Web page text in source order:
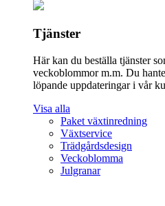
Tjänster
Här kan du beställa tjänster
veckoblommor m.m. Du
löpande uppdateringar i vår
Visa alla
Paket växtinredning
Växtservice
Trädgårdsdesign
Veckoblomma
Julgranar